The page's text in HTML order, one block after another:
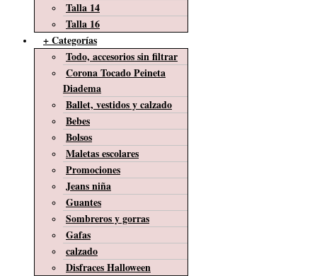
Talla 14
Talla 16
+ Categorías
Todo, accesorios sin filtrar
Corona Tocado Peineta
Diadema
Ballet, vestidos y calzado
Bebes
Bolsos
Maletas escolares
Promociones
Jeans niña
Guantes
Sombreros y gorras
Gafas
calzado
Disfraces Halloween